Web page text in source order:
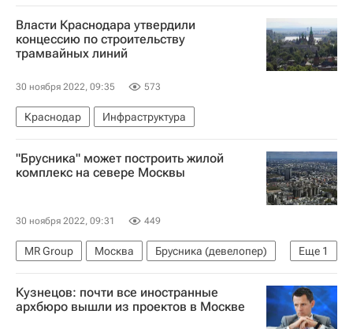
Власти Краснодара утвердили
концессию по строительству
трамвайных линий
30 ноября 2022, 09:35 573
Краснодар Инфраструктура
"Брусника" может построить жилой
комплекс на севере Москвы
30 ноября 2022, 09:31 449
Еще 1
MR Group Москва
Брусника (девелопер)
Жилье
Кузнецов: почти все иностранные
архбюро вышли из проектов в Москве